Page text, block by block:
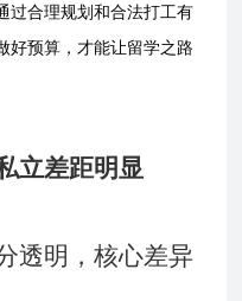
过合理规划和合法打工有
好预算，才能让留学之路
立差距明显
透明，核心差异